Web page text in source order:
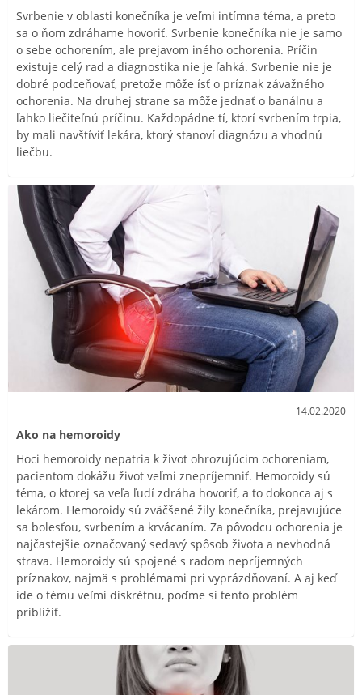
Svrbenie v oblasti konečníka je veľmi intímna téma, a preto
sa o ňom zdráhame hovoriť. Svrbenie konečníka nie je samo
o sebe ochorením, ale prejavom iného ochorenia. Príčin
existuje celý rad a diagnostika nie je ľahká. Svrbenie nie je
dobré podceňovať, pretože môže ísť o príznak závažného
ochorenia. Na druhej strane sa môže jednať o banálnu a
ľahko liečiteľnú príčinu. Každopádne tí, ktorí svrbením trpia,
by mali navštíviť lekára, ktorý stanoví diagnózu a vhodnú
liečbu.
14.02.2020
Ako na hemoroidy
Hoci hemoroidy nepatria k život ohrozujúcim ochoreniam,
pacientom dokážu život veľmi znepríjemniť. Hemoroidy sú
téma, o ktorej sa veľa ľudí zdráha hovoriť, a to dokonca aj s
lekárom. Hemoroidy sú zväčšené žily konečníka, prejavujúce
sa bolesťou, svrbením a krvácaním. Za pôvodcu ochorenia je
najčastejšie označovaný sedavý spôsob života a nevhodná
strava. Hemoroidy sú spojené s radom nepríjemných
príznakov, najmä s problémami pri vyprázdňovaní. A aj keď
ide o tému veľmi diskrétnu, poďme si tento problém
priblížiť.